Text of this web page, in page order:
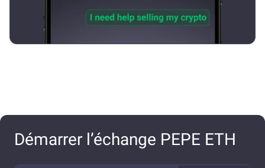
Démarrer l’échange PEPE ETH